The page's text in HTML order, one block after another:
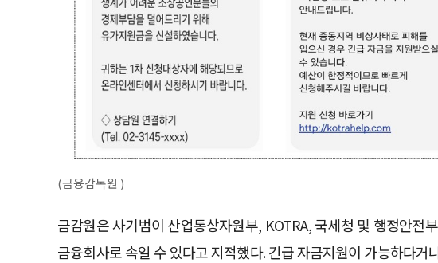
(금융감독원 )
금감원은 사기범이 산업통상자원부, KOTRA, 국세청 및 행정안전
금융회사로 속일 수 있다고 지적했다. 긴급 자금지원이 가능하다거